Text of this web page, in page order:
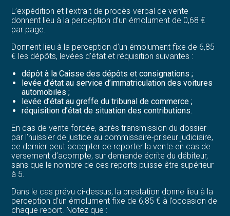
L’expédition et l’extrait de procès-verbal de vente
donnent lieu à la perception d’un émolument de 0,68 €
par page.
Donnent lieu à la perception d’un émolument fixe de 6,85
€ les dépôts, levées d’état et réquisition suivantes :
dépôt à la Caisse des dépôts et consignations ;
levée d’état au service d’immatriculation des voitures
automobiles ;
levée d’état au greffe du tribunal de commerce ;
réquisition d’état de situation des contributions.
En cas de vente forcée, après transmission du dossier
par l’huissier de justice au commissaire-priseur judiciaire,
ce dernier peut accepter de reporter la vente en cas de
versement d’acompte, sur demande écrite du débiteur,
sans que le nombre de ces reports puisse être supérieur
à 5.
Dans le cas prévu ci-dessus, la prestation donne lieu à la
perception d’un émolument fixe de 6,85 € à l’occasion de
chaque report. Notez que :